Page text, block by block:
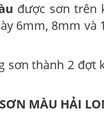
được sơn trên
6mm, 8mm và
sơn thành 2 đợt
MÀU HẢI